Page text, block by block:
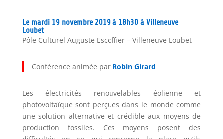
Le mardi 19 novembre 2019 à 18h30 à Villeneuve
Loubet
Pôle Culturel Auguste Escoffier – Villeneuve Loubet
Conférence animée par Robin Girard
Les électricités renouvelables éolienne et
photovoltaïque sont perçues dans le monde comme
une solution alternative et crédible aux moyens de
production fossiles. Ces moyens posent des